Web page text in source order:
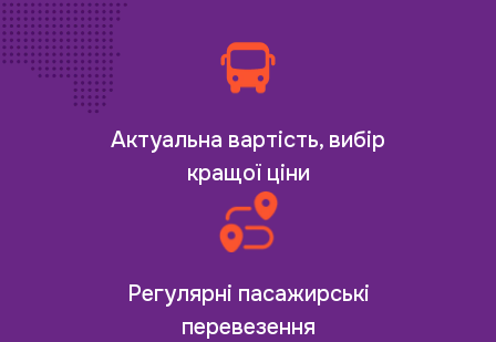
Актуальна вартість, вибір
кращої ціни
Регулярні пасажирські
перевезення